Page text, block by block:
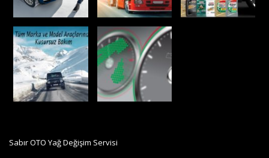
Sabır OTO Yağ Değişim Servisi